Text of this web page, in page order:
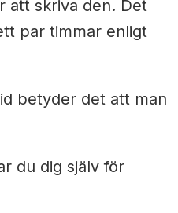
att skriva den. Det
par timmar enligt
betyder det att man
du dig själv för